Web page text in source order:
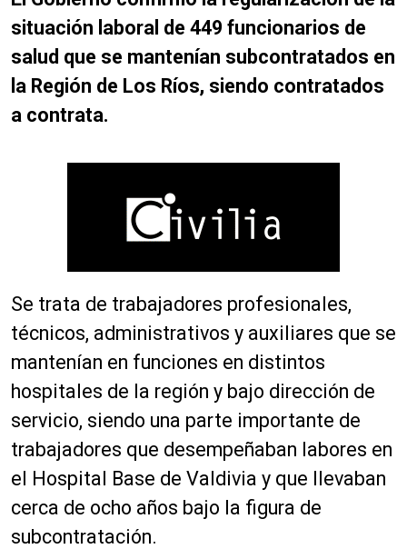
situación laboral de 449 funcionarios de
salud que se mantenían subcontratados en
la Región de Los Ríos, siendo contratados
a contrata.
Se trata de trabajadores profesionales,
técnicos, administrativos y auxiliares que se
mantenían en funciones en distintos
hospitales de la región y bajo dirección de
servicio, siendo una parte importante de
trabajadores que desempeñaban labores en
el Hospital Base de Valdivia y que llevaban
cerca de ocho años bajo la figura de
subcontratación.